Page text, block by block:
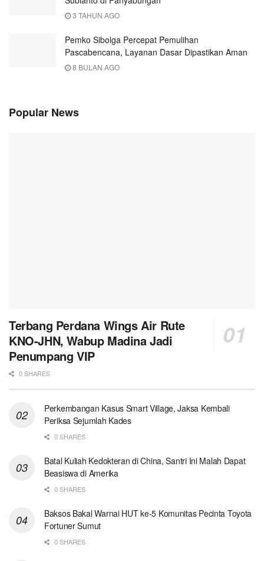
3 TAHUN AGO
Pemko Sibolga Percepat Pemulihan
Pascabencana, Layanan Dasar Dipastikan Aman
8 BULAN AGO
Popular News
Terbang Perdana Wings Air Rute
KNO-JHN, Wabup Madina Jadi
Penumpang VIP
0 SHARES
Perkembangan Kasus Smart Village, Jaksa Kembali
Periksa Sejumlah Kades
0 SHARES
Batal Kuliah Kedokteran di China, Santri Ini Malah Dapat
Beasiswa di Amerika
0 SHARES
Baksos Bakal Warnai HUT ke-5 Komunitas Pecinta Toyota
Fortuner Sumut
0 SHARES